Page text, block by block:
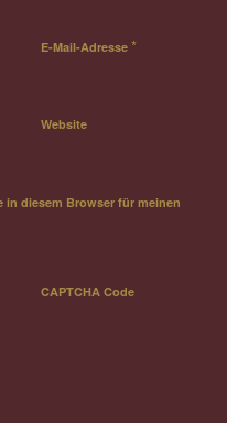
E-Mail-Adresse *
Website
in diesem Browser für meinen
CAPTCHA Code